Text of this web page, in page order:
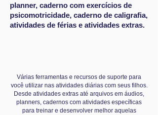
planner, caderno com exercícios de
psicomotricidade, caderno de caligrafia,
atividades de férias e atividades extras.
Várias ferramentas e recursos de suporte para
você utilizar nas atividades diárias com seus filhos.
Desde atividades extras até arquivos em áudios,
planners, cadernos com atividades específicas
para treinar e desenvolver melhor aquelas